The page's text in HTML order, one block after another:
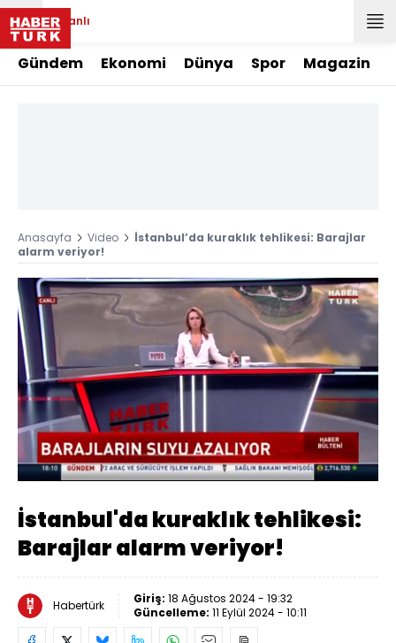
Canlı
Gündem Ekonomi Dünya Spor Magazin
Anasayfa Video
İstanbul’da kuraklık tehlikesi: Barajlar
alarm veriyor!
Sesi
Aç
Yüklendi:
47.07%
Oynatma
Hızı
İstanbul'da kuraklık tehlikesi:
Barajlar alarm veriyor!
Habertürk Giriş: 18 Ağustos 2024 - 19:32
Güncelleme: 11 Eylül 2024 - 10:11